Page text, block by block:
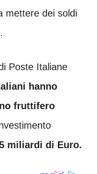
mettere dei soldi
Poste Italiane
hanno
fruttifero
miliardi di Euro.